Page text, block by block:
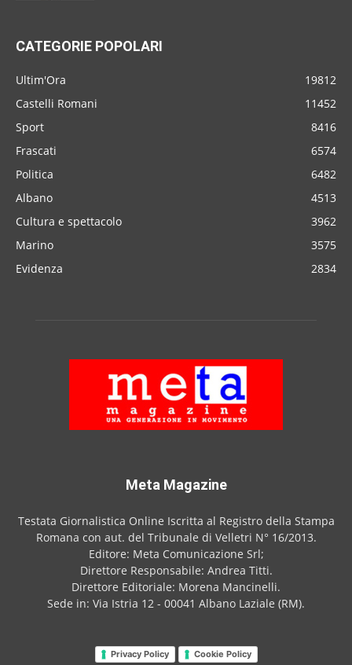
CATEGORIE POPOLARI
Ultim'Ora
19812
Castelli Romani
11452
Sport
8416
Frascati
6574
Politica
6482
Albano
4513
Cultura e spettacolo
3962
Marino
3575
Evidenza
2834
Meta Magazine
Testata Giornalistica Online Iscritta al Registro della Stampa
Romana con aut. del Tribunale di Velletri N° 16/2013.
Editore: Meta Comunicazione Srl;
Direttore Responsabile: Andrea Titti.
Direttore Editoriale: Morena Mancinelli.
Sede in: Via Istria 12 - 00041 Albano Laziale (RM).
Privacy Policy Cookie Policy